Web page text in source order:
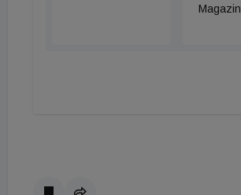
Magazin